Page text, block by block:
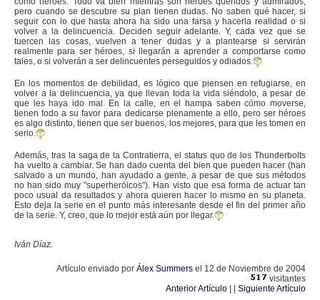
pero cuando se descubre su plan tienen dudas. No saben qué hacer, si
seguir con lo que hasta ahora ha sido una farsa y hacerla realidad o si
volver a la delincuencia. Deciden seguir adelante. Y, cada vez que se
tuercen las cosas, vuelven a tener dudas y a plantearse si servirán
realmente para ser héroes, si llegarán a aprender a comportarse como
tales, o si volverán a ser delincuentes perseguidos y odiados.
En los momentos de debilidad, es lógico que piensen en refugiarse, en
volver a la delincuencia, ya que llevan toda la vida siéndolo, a pesar de
que les haya ido mal. En la calle, en el hampa saben cómo moverse,
tienen todo a su favor para dedicarse plenamente a ello, pero ser héroes
es algo distinto, tienen que ser buenos, los mejores, para que les tomen en
serio.
Además, tras la saga de la Contratierra, el status quo de los Thunderbolts
ha vuelto a cambiar. Se han dado cuenta del bien que pueden hacer (han
salvado a un mundo, han ayudado a gente, a pesar de que sus métodos
no han sido muy "superheróicos"). Han visto que esa forma de actuar tan
poco usual da resultados y ahora quieren hacer lo mismo en su planeta.
Esto deja la serie en el punto más interesante desde el fin del primer año
de la serie. Y, creo, que lo mejor está aún por llegar.
Iván Díaz.
Artículo enviado por Álex Summers el 12 de Noviembre de 2004
visitantes
Anterior Artículo
Siguiente Artículo